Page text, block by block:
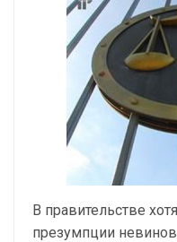
В правительстве
презумпции